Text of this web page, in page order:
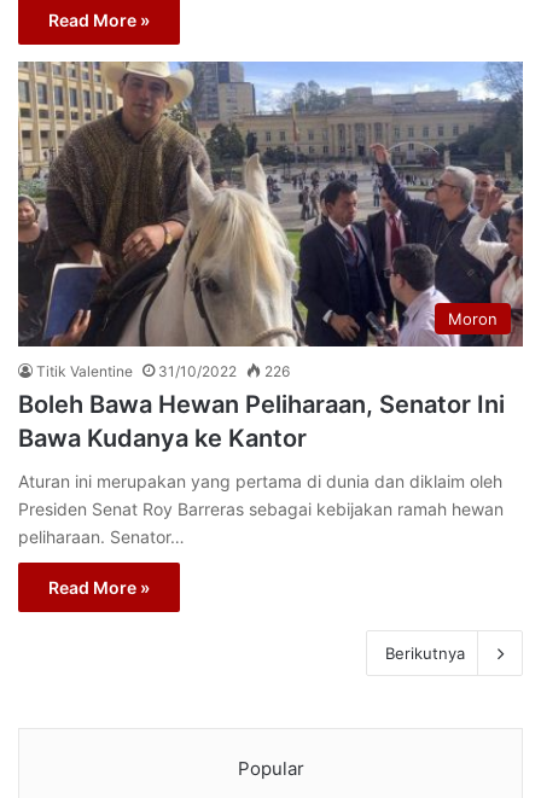
Read More »
Moron
Titik Valentine 31/10/2022 226
Boleh Bawa Hewan Peliharaan, Senator Ini
Bawa Kudanya ke Kantor
Aturan ini merupakan yang pertama di dunia dan diklaim oleh
Presiden Senat Roy Barreras sebagai kebijakan ramah hewan
peliharaan. Senator…
Read More »
Berikutnya
Popular